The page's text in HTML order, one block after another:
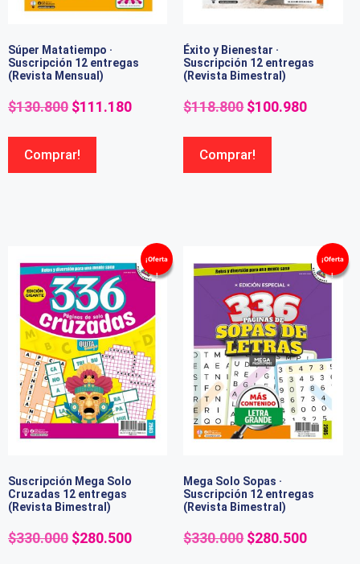
Súper Matatiempo ·
Suscripción 12 entregas
(Revista Mensual)
$130.800 $111.180
Comprar!
Éxito y Bienestar ·
Suscripción 12 entregas
(Revista Bimestral)
$118.800 $100.980
Comprar!
¡Oferta
!
Suscripción Mega Solo
Cruzadas 12 entregas
(Revista Bimestral)
$330.000 $280.500
¡Oferta
!
Mega Solo Sopas ·
Suscripción 12 entregas
(Revista Bimestral)
$330.000 $280.500